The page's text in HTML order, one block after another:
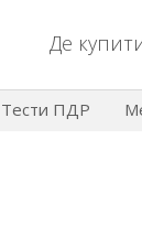
Де
Тести ПДР